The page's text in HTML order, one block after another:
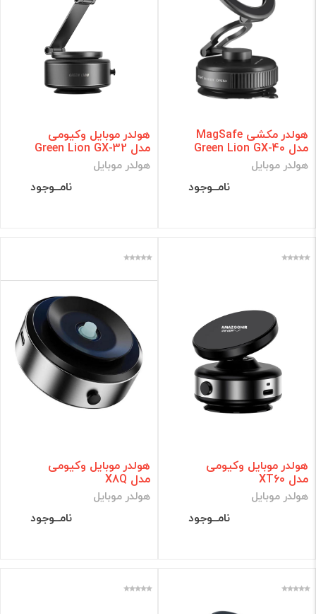
هولدر مکشی MagSafe
مدل Green Lion GX-40
هولدر موبایل
نامــوجود
هولدر موبایل وکیومی
مدل Green Lion GX-32
هولدر موبایل
نامــوجود
هولدر موبایل وکیومی
مدل XT60
هولدر موبایل
نامــوجود
هولدر موبایل وکیومی
مدل X8Q
هولدر موبایل
نامــوجود